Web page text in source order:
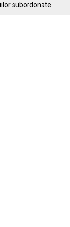
subordonate